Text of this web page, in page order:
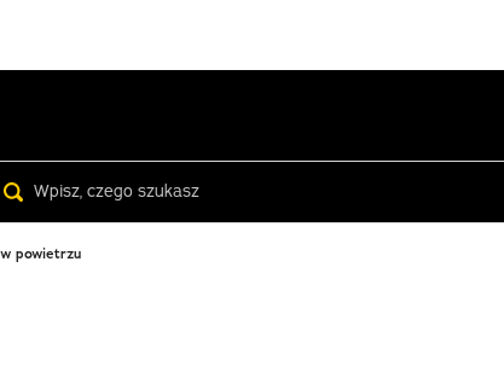
powietrzu